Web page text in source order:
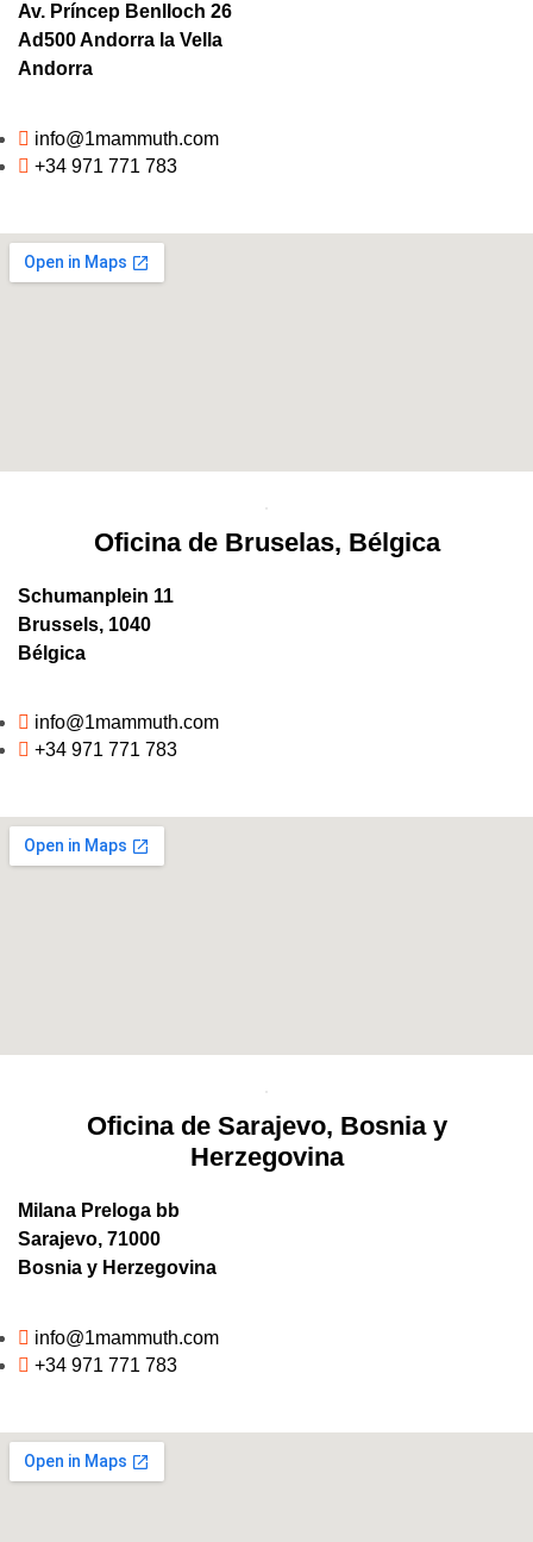
Av. Príncep Benlloch 26
Ad500 Andorra la Vella
Andorra
info@1mammuth.com
+34 971 771 783
Oficina de Bruselas, Bélgica
Schumanplein 11
Brussels, 1040
Bélgica
info@1mammuth.com
+34 971 771 783
Oficina de Sarajevo, Bosnia y
Herzegovina
Milana Preloga bb
Sarajevo, 71000
Bosnia y Herzegovina
info@1mammuth.com
+34 971 771 783